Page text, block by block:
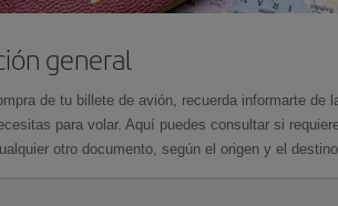
general
de tu billete de avión, recuerda informarte de
para volar. Aquí puedes consultar si
otro documento, según el origen y el